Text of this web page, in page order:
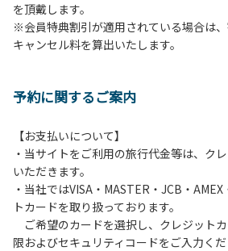
発電機等は使用できません。
・キャンプサイトでは、車のエンジン
・場内での制限速度は10㎞/h以下です。
用）はお止めください。
自己管理責任とさせていただきます。
を頂戴します。
※会員特典割引が適用されている場合は
キャンセル料を算出いたします。
予約に関するご案内
【お支払いについて】
・当サイトをご利用の旅行代金等は、ク
いただきます。
・当社ではVISA・MASTER・JCB・
トカードを取り扱っております。
ご希望のカードを選択し、クレジット
限およびセキュリティコードをご入力くだ